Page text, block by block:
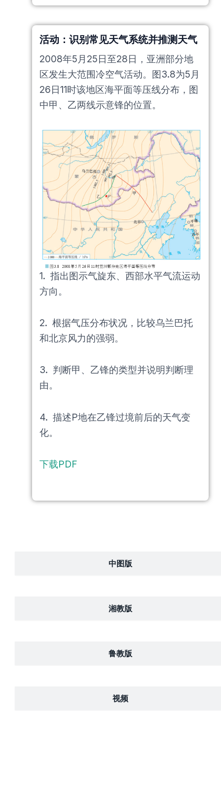
中图版
湘教版
鲁教版
视频
活动：识别常见天气系统并推测天气
2008年5月25日至28日，亚洲部分地
区发生大范围冷空气活动。图3.8为5月
26日11时该地区海平面等压线分布，图
中甲、乙两线示意锋的位置。
1. 指出图示气旋东、西部水平气流运动
方向。
2. 根据气压分布状况，比较乌兰巴托
和北京风力的强弱。
3. 判断甲、乙锋的类型并说明判断理
由。
4. 描述P地在乙锋过境前后的天气变
化。
下载PDF